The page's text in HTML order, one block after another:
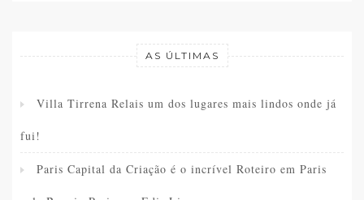
AS ÚLTIMAS
Villa Tirrena Relais um dos lugares mais lindos onde já
fui!
Paris Capital da Criação é o incrível Roteiro em Paris